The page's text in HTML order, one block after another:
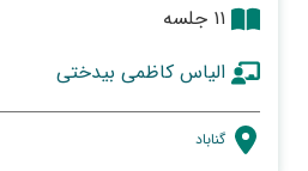
۱۱ جلسه
الیاس کاظمی بیدختی
گناباد